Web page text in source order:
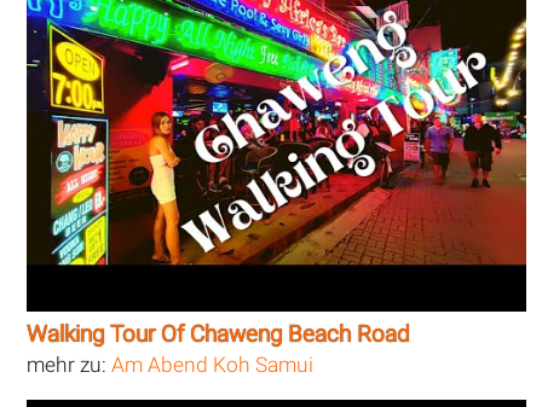
Walking Tour Of Chaweng Beach Road
mehr zu:Am Abend Koh Samui